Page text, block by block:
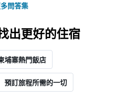
問答集
出更好的住宿
埔寨熱門飯店
預訂旅程所需的一切